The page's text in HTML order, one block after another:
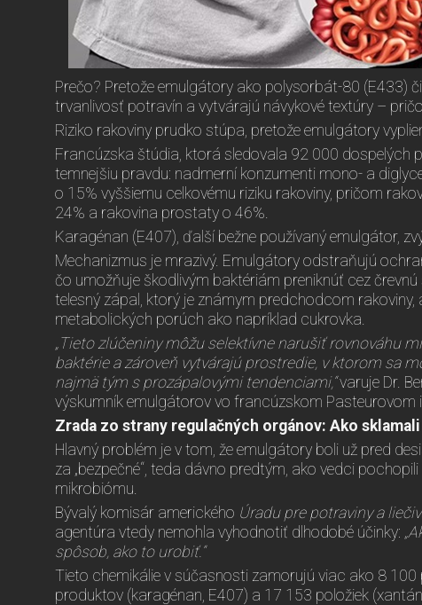
Prečo? Pretože emulgátory ako polysorbát-80 (E433)
trvanlivosť potravín a vytvárajú návykové textúry –
Riziko rakoviny prudko stúpa, pretože emulgátory
Francúzska štúdia, ktorá sledovala 92 000 dospelých
temnejšiu pravdu: nadmerní konzumenti mono- a
o 15% vyššiemu celkovému riziku rakoviny, pričom
24% a rakovina prostaty o 46%.
Karagénan (E407), ďalší bežne používaný emulgátor,
Mechanizmus je mrazivý. Emulgátory odstraňujú
čo umožňuje škodlivým baktériám preniknúť cez
telesný zápal, ktorý je známym predchodcom
metabolických porúch ako napríklad cukrovka.
„Tieto zlúčeniny môžu selektívne narušiť rovnováhu
baktérie a zároveň vytvárajú prostredie, v ktorom sa
najmä tým s prozápalovými tendenciami,“varuje Dr.
výskumník emulgátorov vo francúzskom Pasteurovom
Zrada zo strany regulačných orgánov: Ako
Hlavný problém je v tom, že emulgátory boli už pred
za „bezpečné“, teda dávno predtým, ako vedci
mikrobiómu.
Bývalý komisár amerického Úradu pre potraviny a
agentúra vtedy nemohla vyhodnotiť dlhodobé účinky:
spôsob, ako to urobiť.“
Tieto chemikálie v súčasnosti zamorujú viac ako 8
produktov (karagénan, E407) a 17 153 položiek